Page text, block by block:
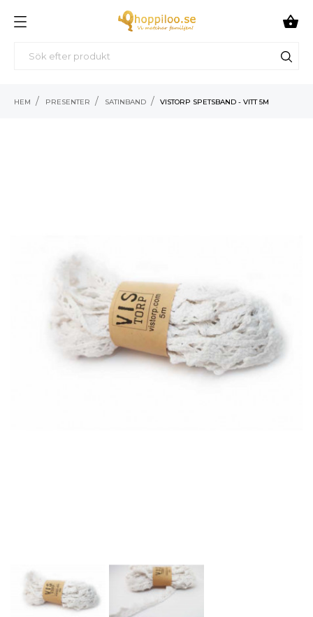

HEM PRESENTER SATINBAND VISTORP SPETSBAND - VITT 5M